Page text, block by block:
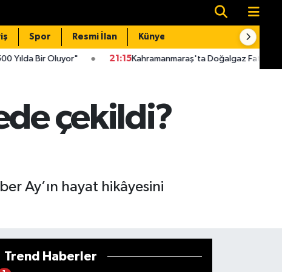
Spor Resmi İlan Künye
21:15Kahramanmaraş'ta Doğalgaz Faturaları İçin Kritik
çekildi?
Ay’ın hayat hikâyesini
Trend Haberler